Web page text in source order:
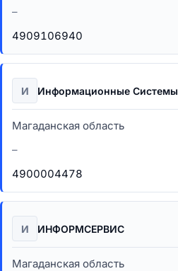
–
4909106940
И Информационные Системы
Магаданская область
–
4900004478
И ИНФОРМСЕРВИС
Магаданская область